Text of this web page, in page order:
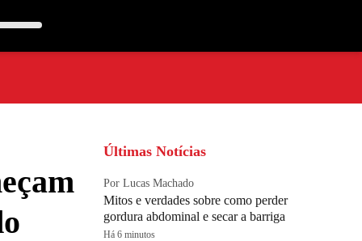
Últimas Notícias
Por Lucas Machado
Mitos e verdades sobre como perder
gordura abdominal e secar a barriga
Há 6 minutos